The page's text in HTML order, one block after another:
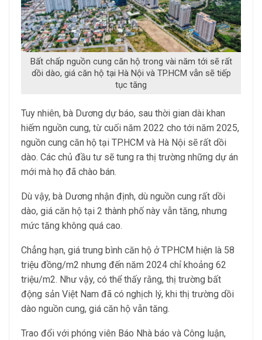
Bất chấp nguồn cung căn hộ trong vài năm tới sẽ rất
dồi dào, giá căn hộ tại Hà Nội và TP.HCM vẫn sẽ tiếp
tục tăng
Tuy nhiên, bà Dương dự báo, sau thời gian dài khan
hiếm nguồn cung, từ cuối năm 2022 cho tới năm 2025,
nguồn cung căn hộ tại TP.HCM và Hà Nội sẽ rất dồi
dào. Các chủ đầu tư sẽ tung ra thị trường những dự án
mới mà họ đã chào bán.
Dù vậy, bà Dương nhận định, dù nguồn cung rất dồi
dào, giá căn hộ tại 2 thành phố này vẫn tăng, nhưng
mức tăng không quá cao.
Chẳng hạn, giá trung bình căn hộ ở TPHCM hiện là 58
triệu đồng/m2 nhưng đến năm 2024 chỉ khoảng 62
triệu/m2. Như vậy, có thể thấy rằng, thị trường bất
động sản Việt Nam đã có nghịch lý, khi thị trường dồi
dào nguồn cung, giá căn hộ vẫn tăng.
Trao đổi với phóng viên Báo Nhà báo và Công luận,